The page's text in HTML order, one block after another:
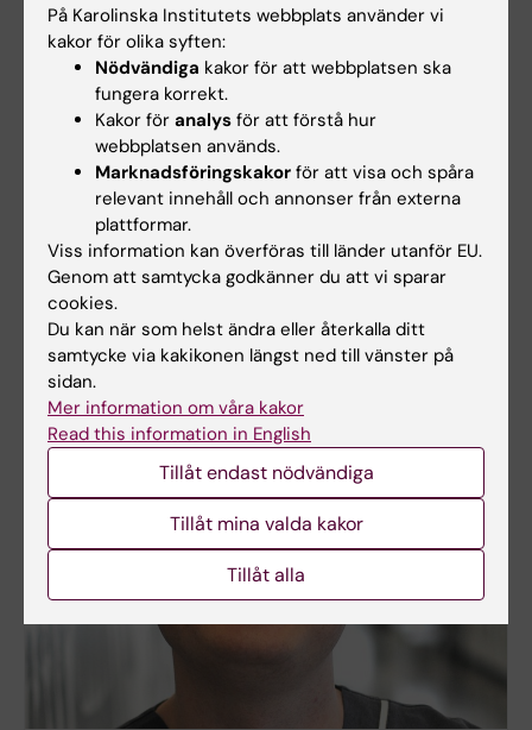
studier av: Gadolinium-retention i
hjärnstrukturer efter användning av MR-
kontrastmedel, Radiolologiskt Isolerat
Syndrom (RIS), ryggmärgsatrofi och
Quantitative Susceptibility Mapping
(QSM).
This page in English
Aktuellt
På Karolinska Institutets webbplats använder vi
kakor för olika syften:
Nödvändiga kakor för att webbplatsen ska
fungera korrekt.
Kakor för analys för att förstå hur
webbplatsen används.
Marknadsföringskakor för att visa och spåra
relevant innehåll och annonser från externa
plattformar.
Viss information kan överföras till länder utanför EU.
Genom att samtycka godkänner du att vi sparar
cookies.
Du kan när som helst ändra eller återkalla ditt
samtycke via kakikonen längst ned till vänster på
sidan.
Mer information om våra kakor
Read this information in English
Tillåt endast nödvändiga
Tillåt mina valda kakor
Tillåt alla